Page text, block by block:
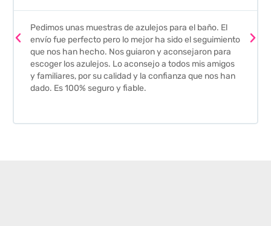
Pedimos unas muestras de azulejos para el baño. El
envío fue perfecto pero lo mejor ha sido el seguimiento
que nos han hecho. Nos guiaron y aconsejaron para
escoger los azulejos. Lo aconsejo a todos mis amigos
y familiares, por su calidad y la confianza que nos han
dado. Es 100% seguro y fiable.